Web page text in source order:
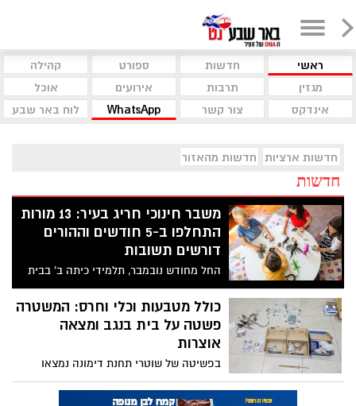
ראשי חדשות ספורט
קהילה
מגזין
תרבות אירועים
אוכל
אינדקס
צור קשר WhatsApp לוח באר שבע
חדשות ארציות חדשות מהאזור
חדשות
משבר חינוכי חריג בעיר: 13 מורות
התחלפו ב-5 חודשים וההורים
דורשים תשובות
החל מחודש נובמבר, תלמידי כיתה ב' בבית
הספר היסודי "אפיק" בשכונה י"א לומדים
ללא מחנכת קבועה – כשבמקומה התחלפו 13
מורות, לעיתים אפילו סטודנטיות ללא הכשרה.
ההורים טוענים להזנחה ממושכת, ניהול כושל
ודורשים התערבות מיידית ממשרד החינוך
בעיר
כולל מטבעות וכלי וחרס: המשטרה
פשטה על בית בנגב ומצאה
אוצרות
בפשיטה של שוטרי תחנת דימונה נמצאו
בביתו של החשוד כ-200 מטבעות עתיקים,
ראשי חצים, כלי חרס, נרות שמן, תכשיטים